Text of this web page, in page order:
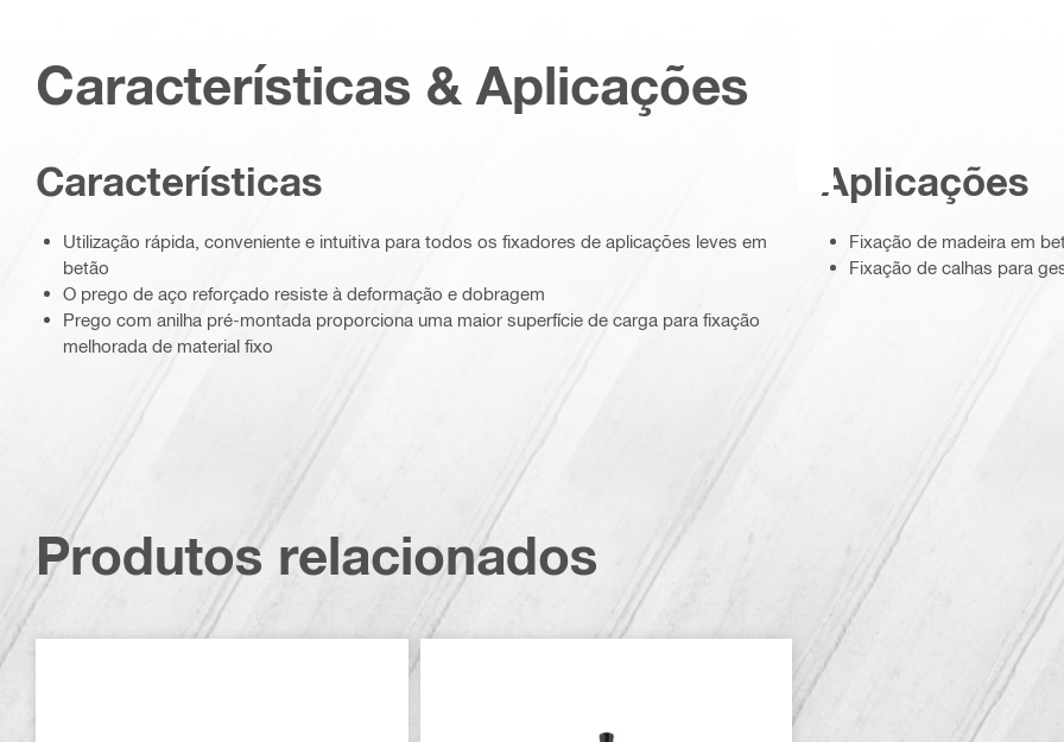
Características & Aplicações
Características
Utilização rápida, conveniente e intuitiva para todos os fixadores de aplicações leves em
betão
O prego de aço reforçado resiste à deformação e dobragem
Prego com anilha pré-montada proporciona uma maior superfície de carga para fixação
melhorada de material fixo
Aplicações
Fixação de madeira em
Fixação de calhas para
Produtos relacionados